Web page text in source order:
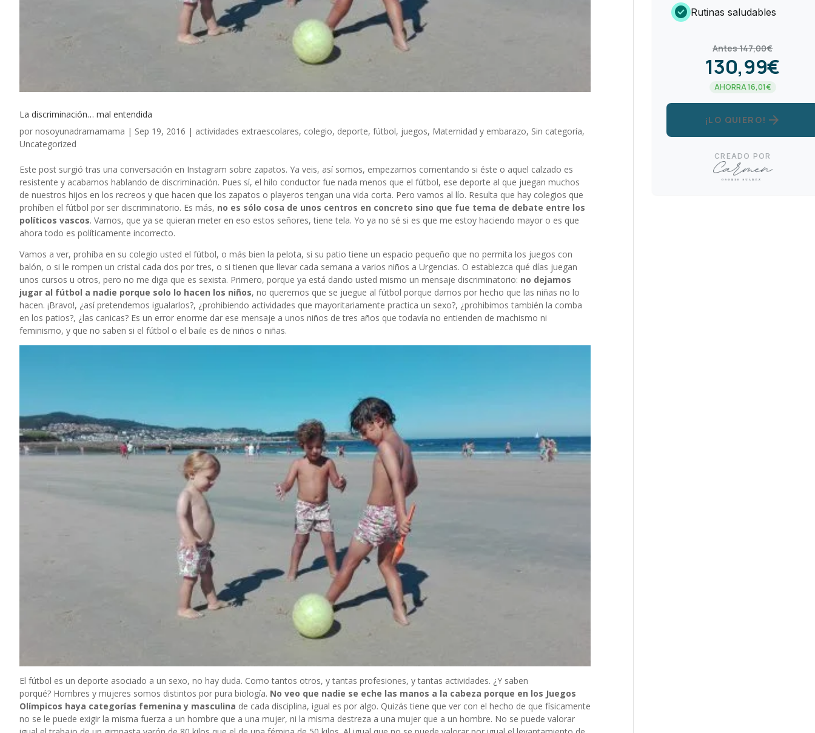
La discriminación… mal entendida
por nosoyunadramamama | Sep 19, 2016 | actividades extraescolares, colegio, deporte, fútbol, juegos, Maternidad y embarazo, Sin categoría,
Uncategorized
Este post surgió tras una conversación en Instagram sobre zapatos. Ya veis, así somos, empezamos comentando si éste o aquel calzado es
resistente y acabamos hablando de discriminación. Pues sí, el hilo conductor fue nada menos que el fútbol, ese deporte al que juegan muchos
de nuestros hijos en los recreos y que hacen que los zapatos o playeros tengan una vida corta. Pero vamos al lío. Resulta que hay colegios que
prohíben el fútbol por ser discriminatorio. Es más, no es sólo cosa de unos centros en concreto sino que fue tema de debate entre los
políticos vascos. Vamos, que ya se quieran meter en eso estos señores, tiene tela. Yo ya no sé si es que me estoy haciendo mayor o es que
ahora todo es políticamente incorrecto.
Vamos a ver, prohíba en su colegio usted el fútbol, o más bien la pelota, si su patio tiene un espacio pequeño que no permita los juegos con
balón, o si le rompen un cristal cada dos por tres, o si tienen que llevar cada semana a varios niños a Urgencias. O establezca qué días juegan
unos cursos u otros, pero no me diga que es sexista. Primero, porque ya está dando usted mismo un mensaje discriminatorio: no dejamos
jugar al fútbol a nadie porque solo lo hacen los niños, no queremos que se juegue al fútbol porque damos por hecho que las niñas no lo
hacen. ¡Bravo!, ¿así pretendemos igualarlos?, ¿prohibiendo actividades que mayoritariamente practica un sexo?, ¿prohibimos también la comba
en los patios?, ¿las canicas? Es un error enorme dar ese mensaje a unos niños de tres años que todavía no entienden de machismo ni
feminismo, y que no saben si el fútbol o el baile es de niños o niñas.
El fútbol es un deporte asociado a un sexo, no hay duda. Como tantos otros, y tantas profesiones, y tantas actividades. ¿Y saben
porqué? Hombres y mujeres somos distintos por pura biología. No veo que nadie se eche las manos a la cabeza porque en los Juegos
Olímpicos haya categorías femenina y masculina de cada disciplina, igual es por algo. Quizás tiene que ver con el hecho de que físicamente
no se le puede exigir la misma fuerza a un hombre que a una mujer, ni la misma destreza a una mujer que a un hombre. No se puede valorar
check_circle Rutinas saludables
Antes 147,00€
130,99€
AHORRA 16,01€
¡LO QUIERO! arrow_forward
CREADO POR